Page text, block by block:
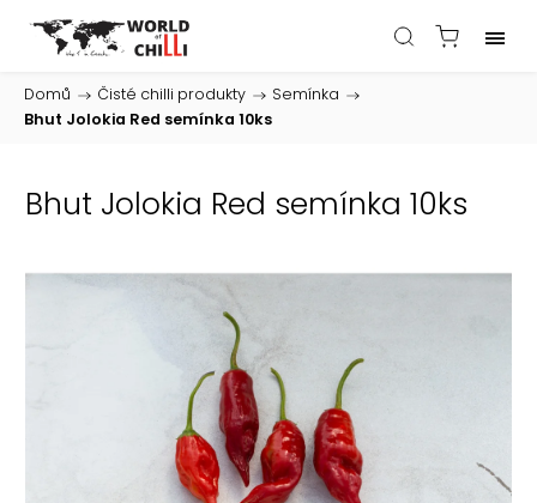
Domů / Čisté chilli produkty / Semínka /
Bhut Jolokia Red semínka 10ks
Bhut Jolokia Red semínka 10ks